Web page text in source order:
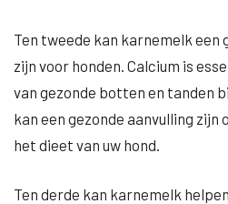
Ten tweede kan karnemelk een
zijn voor honden. Calcium is
van gezonde botten en tanden
kan een gezonde aanvulling
het dieet van uw hond.
Ten derde kan karnemelk